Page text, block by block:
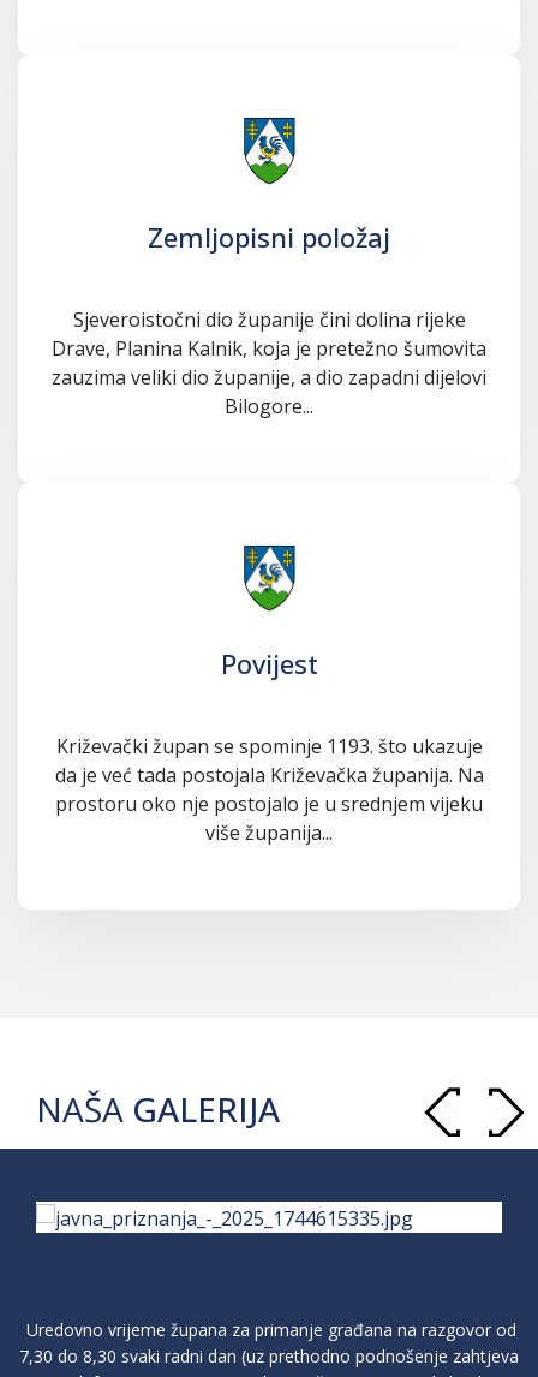
Zemljopisni položaj
Sjeveroistočni dio županije čini dolina rijeke
Drave, Planina Kalnik, koja je pretežno šumovita
zauzima veliki dio županije, a dio zapadni dijelovi
Bilogore...
Povijest
Križevački župan se spominje 1193. što ukazuje
da je već tada postojala Križevačka županija. Na
prostoru oko nje postojalo je u srednjem vijeku
više županija...
NAŠA GALERIJA
Uredovno vrijeme župana za primanje građana na razgovor od
7,30 do 8,30 svaki radni dan (uz prethodno podnošenje zahtjeva